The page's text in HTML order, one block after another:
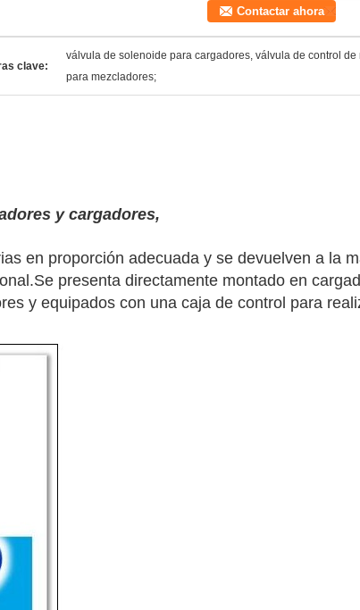
Contactar ahora
clave:
válvula de solenoide para cargadores, válvula de control
para mezcladores;
y cargadores,
en proporción adecuada y se devuelven a la
presenta directamente montado en
y equipados con una caja de control para